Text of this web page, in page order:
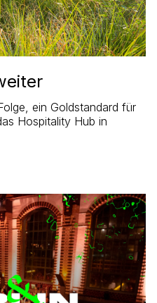
ein Goldstandard für
Hospitality Hub in